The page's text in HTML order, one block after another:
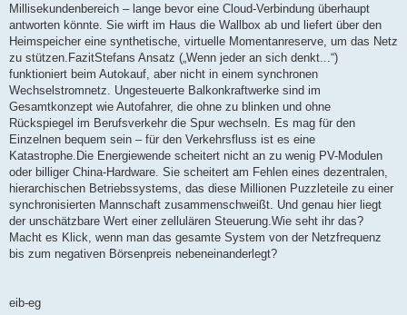
Millisekundenbereich – lange bevor eine Cloud-Verbindung überhaupt
antworten könnte. Sie wirft im Haus die Wallbox ab und liefert über den
Heimspeicher eine synthetische, virtuelle Momentanreserve, um das Netz
zu stützen.FazitStefans Ansatz („Wenn jeder an sich denkt...“)
funktioniert beim Autokauf, aber nicht in einem synchronen
Wechselstromnetz. Ungesteuerte Balkonkraftwerke sind im
Gesamtkonzept wie Autofahrer, die ohne zu blinken und ohne
Rückspiegel im Berufsverkehr die Spur wechseln. Es mag für den
Einzelnen bequem sein – für den Verkehrsfluss ist es eine
Katastrophe.Die Energiewende scheitert nicht an zu wenig PV-Modulen
oder billiger China-Hardware. Sie scheitert am Fehlen eines dezentralen,
hierarchischen Betriebssystems, das diese Millionen Puzzleteile zu einer
synchronisierten Mannschaft zusammenschweißt. Und genau hier liegt
der unschätzbare Wert einer zellulären Steuerung.Wie seht ihr das?
Macht es Klick, wenn man das gesamte System von der Netzfrequenz
bis zum negativen Börsenpreis nebeneinanderlegt?
eib-eg